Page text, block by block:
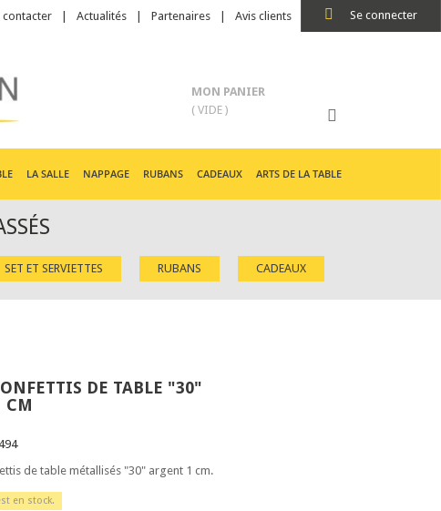
Se connecter
contacter Actualités Partenaires Avis clients
MON PANIER
( VIDE )
LA SALLE NAPPAGE RUBANS CADEAUX ARTS DE LA TABLE
SET ET SERVIETTES RUBANS CADEAUX
DE TABLE "30"
CM
de table métallisés "30" argent 1 cm.
en stock.